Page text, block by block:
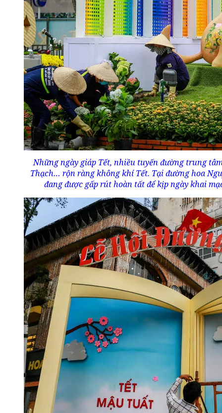
Những ngày giáp Tết, nhiều tuyến đường trung
Thạch… rộn ràng không khí Tết. Tại đường hoa
đang được gấp rút hoàn tất để kịp ngày khai